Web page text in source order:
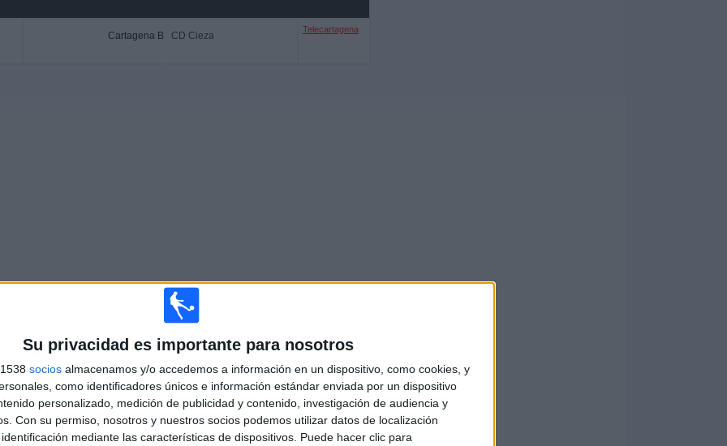
Su privacidad es importante para nosotros
socios almacenamos y/o accedemos a información en un dispositivo, como cookies, y
como identificadores únicos e información estándar enviada por un dispositivo
personalizado, medición de publicidad y contenido, investigación de audiencia y
Con su permiso, nosotros y nuestros socios podemos utilizar datos de localización
mediante las características de dispositivos. Puede hacer clic para
Cartagena B CD Cieza
Telecartagena
Más días
EN TELEVISIÓN EN ESPAÑA
los datos estadísticos de cuándo y dónde se televisan los partidos deFútboldel
dar los siguientes datos: